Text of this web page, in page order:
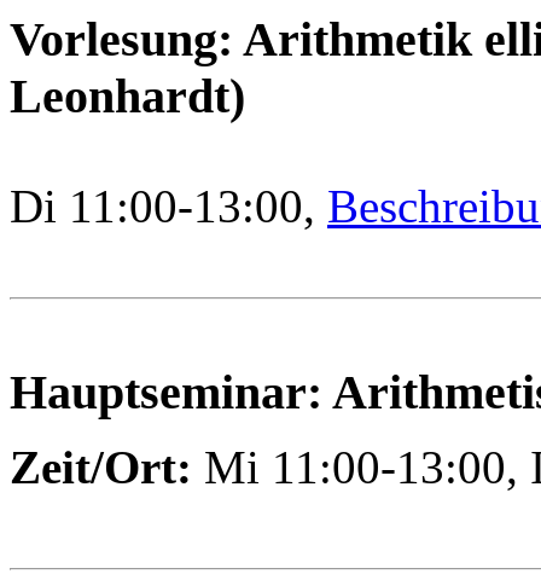
Vorlesung: Arithmetik
Leonhardt)
Di 11:00-13:00,
Hauptseminar:
Zeit/Ort: Mi 11:00-13:00,